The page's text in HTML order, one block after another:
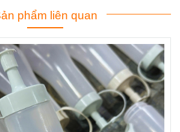
phẩm liên quan